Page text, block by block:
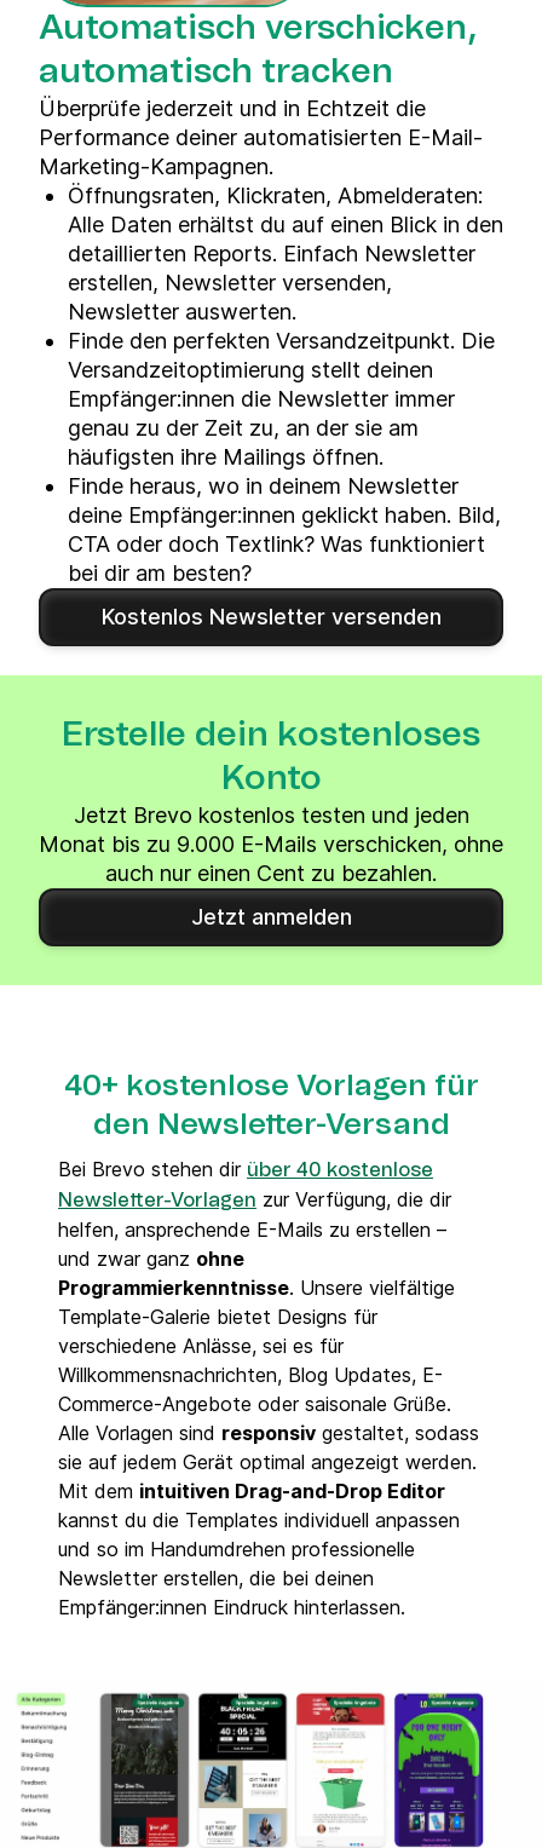
Automatisch verschicken,
automatisch tracken
Überprüfe jederzeit und in Echtzeit die
Performance deiner automatisierten E-Mail-
Marketing-Kampagnen.
Öffnungsraten, Klickraten, Abmelderaten:
Alle Daten erhältst du auf einen Blick in den
detaillierten Reports. Einfach Newsletter
erstellen, Newsletter versenden,
Newsletter auswerten.
Finde den perfekten Versandzeitpunkt. Die
Versandzeitoptimierung stellt deinen
Empfänger:innen die Newsletter immer
genau zu der Zeit zu, an der sie am
häufigsten ihre Mailings öffnen.
Finde heraus, wo in deinem Newsletter
deine Empfänger:innen geklickt haben. Bild,
CTA oder doch Textlink? Was funktioniert
bei dir am besten?
Kostenlos Newsletter versenden
Erstelle dein kostenloses
Konto
Jetzt Brevo kostenlos testen und jeden
Monat bis zu 9.000 E-Mails verschicken, ohne
auch nur einen Cent zu bezahlen.
Jetzt anmelden
40+ kostenlose Vorlagen für
den Newsletter-Versand
Bei Brevo stehen dir über 40 kostenlose
Newsletter-Vorlagen zur Verfügung, die dir
helfen, ansprechende E-Mails zu erstellen –
und zwar ganz ohne
Programmierkenntnisse. Unsere vielfältige
Template-Galerie bietet Designs für
verschiedene Anlässe, sei es für
Willkommensnachrichten, Blog Updates, E-
Commerce-Angebote oder saisonale Grüße.
Alle Vorlagen sind responsiv gestaltet, sodass
sie auf jedem Gerät optimal angezeigt werden.
Mit dem intuitiven Drag-and-Drop Editor
kannst du die Templates individuell anpassen
und so im Handumdrehen professionelle
Newsletter erstellen, die bei deinen
Empfänger:innen Eindruck hinterlassen.